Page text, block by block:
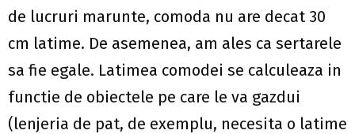
de lucruri marunte, comoda nu are decat 30
cm latime. De asemenea, am ales ca sertarele
sa fie egale. Latimea comodei se calculeaza in
functie de obiectele pe care le va gazdui
(lenjeria de pat, de exemplu, necesita o latime